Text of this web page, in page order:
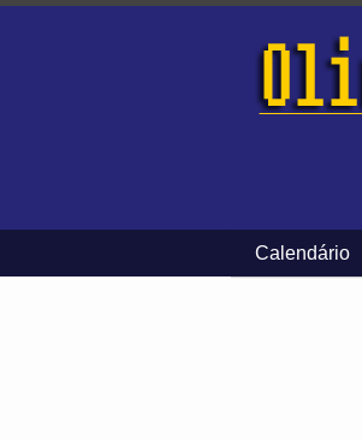
Calendário